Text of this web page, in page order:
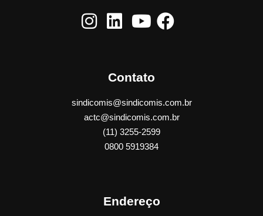
Contato
sindicomis@sindicomis.com.br
actc@sindicomis.com.br
(11) 3255-2599
0800 5919384
Endereço